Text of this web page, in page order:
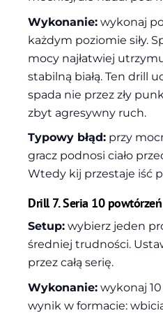
Wykonanie: wykonaj
każdym poziomie siły.
mocy najłatwiej
stabilną białą. Ten drill
spada nie przez zły
zbyt agresywny ruch.
Typowy błąd: przy
gracz podnosi ciało
Wtedy kij przestaje iść
Drill 7. Seria 10
Setup: wybierz jeden
średniej trudności.
przez całą serię.
Wykonanie: wykonaj 10
wynik w formacie: